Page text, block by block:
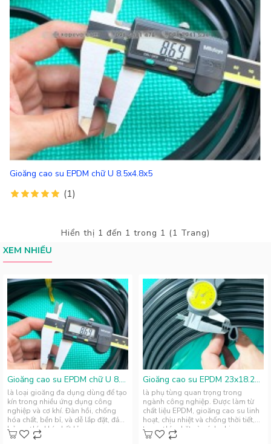
Gioăng cao su EPDM chữ U 8.5x4.8x5
(1)
Hiển thị 1 đến 1 trong 1 (1 Trang)
XEM NHIỀU
Gioăng cao su EPDM chữ U 8.5x4.8x5
là loại gioăng đa dụng dùng để tạo
kín trong nhiều ứng dụng công
nghiệp và cơ khí. Đàn hồi, chống
hóa chất, bền bỉ, và dễ lắp đặt, đảm
bảo sự kín khí, chất lỏn..
Gioăng cao su EPDM 23x18.25x2.1
là phụ tùng quan trọng trong
ngành công nghiệp. Được làm từ
chất liệu EPDM, gioăng cao su linh
hoạt, chịu nhiệt và chống thời tiết,
tạo sự kín chặt và cách nhi..